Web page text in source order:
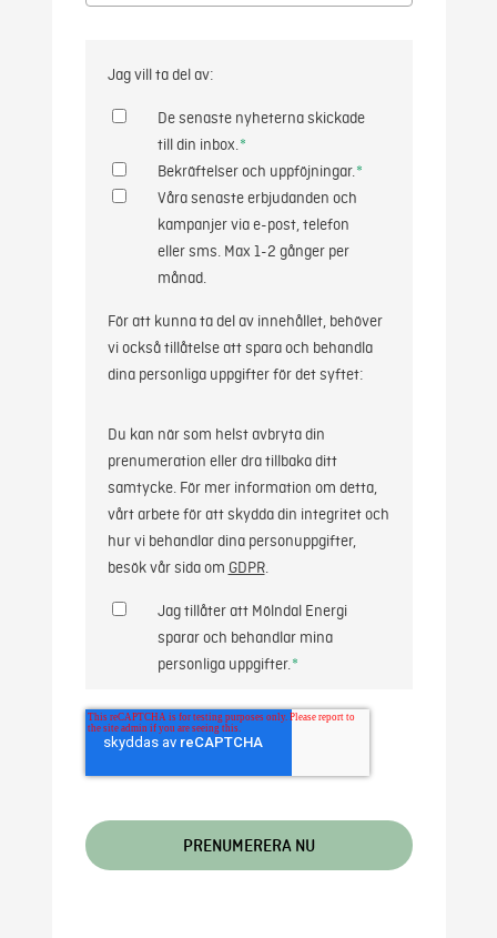
Jag vill ta del av:
De senaste nyheterna skickade
till din inbox.*
Bekräftelser och uppföjningar.*
Våra senaste erbjudanden och
kampanjer via e-post, telefon
eller sms. Max 1-2 gånger per
månad.
För att kunna ta del av innehållet, behöver
vi också tillåtelse att spara och behandla
dina personliga uppgifter för det syftet:
Jag tillåter att Mölndal Energi
sparar och behandlar mina
personliga uppgifter.*
Du kan när som helst avbryta din
prenumeration eller dra tillbaka ditt
samtycke. För mer information om detta,
vårt arbete för att skydda din integritet och
hur vi behandlar dina personuppgifter,
besök vår sida om GDPR.